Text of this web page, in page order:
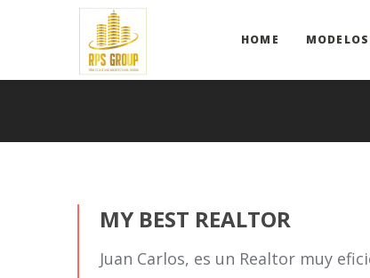
HOME
MY BEST REALTOR
Juan Carlos, es un Realtor muy